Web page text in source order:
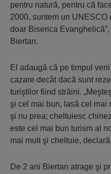
pentru natură, pentru că
2000, suntem un UNESCO
doar Biserica
Biertan.
El adaugă că pe timpul
cazare decât dacă sunt
turiştilor fiind străini.
şi cel mai bun, lasă cel mai
şi nu prea; cheltuiesc
este cel mai bun turism al
mai mult şi cheltuie,
De 2 ani Biertan atrage şi